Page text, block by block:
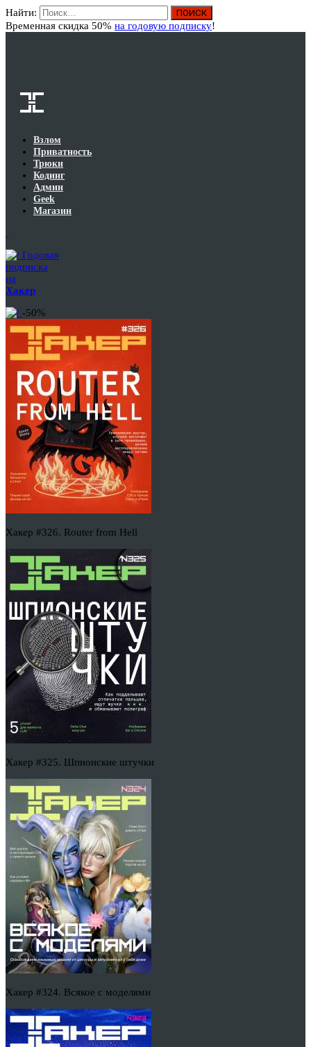
Найти:
Временная скидка 50% на годовую подписку!
Взлом
Приватность
Трюки
Кодинг
Админ
Geek
Магазин
Годовая
подписка
на
Хакер
-50%
Хакер #326. Router from Hell
Хакер #325. Шпионские штучки
Хакер #324. Всякое с моделями